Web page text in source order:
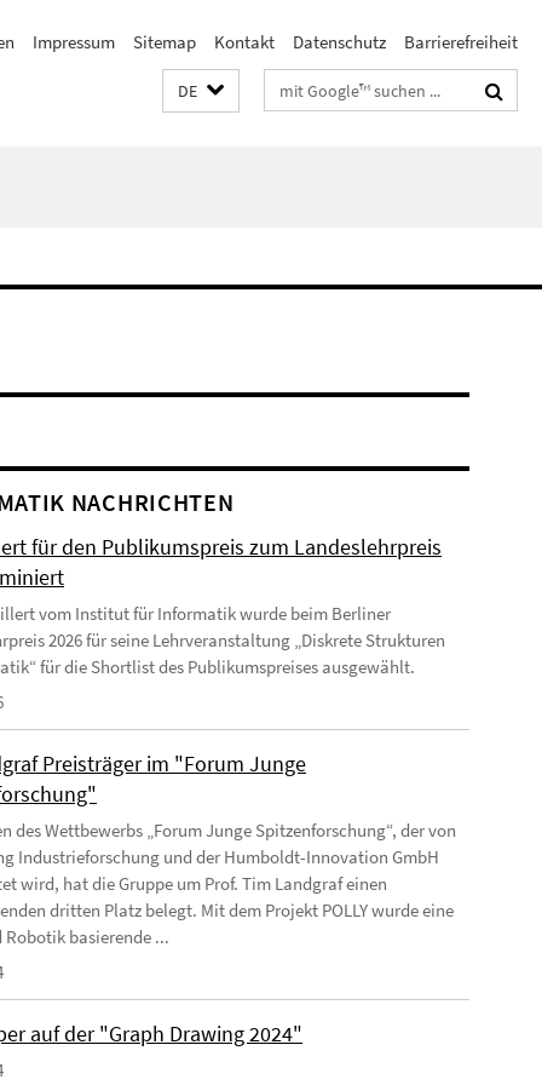
Impressum Sitemap Kontakt Datenschutz Barrierefreiheit
DE Suchbegriffe
NACHRICHTEN
für den Publikumspreis zum Landeslehrpreis
vom Institut für Informatik wurde beim Berliner
2026 für seine Lehrveranstaltung „Diskrete Strukturen
für die Shortlist des Publikumspreises ausgewählt.
Preisträger im "Forum Junge
des Wettbewerbs „Forum Junge Spitzenforschung“, der von
Industrieforschung und der Humboldt-Innovation GmbH
wird, hat die Gruppe um Prof. Tim Landgraf einen
dritten Platz belegt. Mit dem Projekt POLLY wurde eine
Robotik basierende ...
auf der "Graph Drawing 2024"